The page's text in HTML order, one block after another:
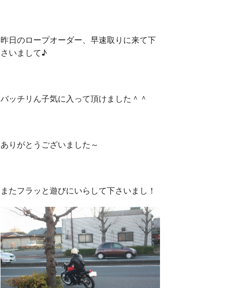
昨日のロープオーダー、早速取りに来て下
さいまして♪
バッチリん子気に入って頂けました＾＾
ありがとうございました～
またフラッと遊びにいらして下さいまし！